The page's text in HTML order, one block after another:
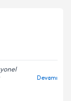
takvimi
almanız
ile
Devamı